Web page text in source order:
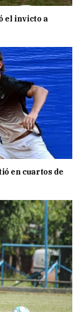
el invicto a
en cuartos de